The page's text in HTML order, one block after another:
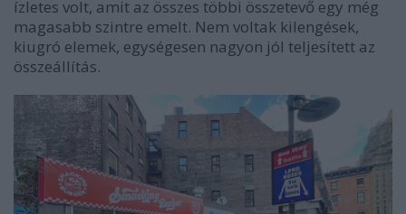
ízletes volt, amit az összes többi összetevő egy még
magasabb szintre emelt. Nem voltak kilengések,
kiugró elemek, egységesen nagyon jól teljesített az
összeállítás.